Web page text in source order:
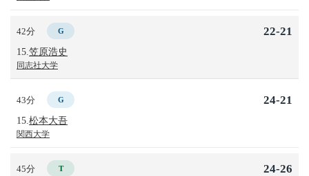
42分 G
15. 笠原浩史
同志社大学
22-21
43分 G
15. 松本大吾
関西大学
24-21
45分 T 24-26